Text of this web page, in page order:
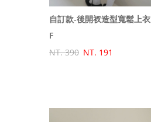
自訂款-後開衩造型寬鬆上衣
F
NT. 390 NT. 191